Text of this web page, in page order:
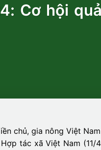
Cơ hội
chủ, gia nông Việt
tác xã Việt Nam